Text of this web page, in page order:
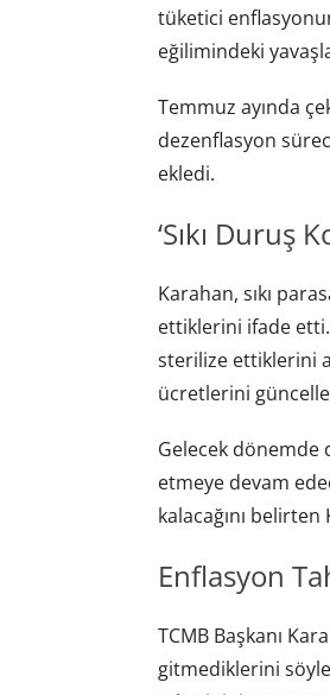
tüketici
eğilimindeki
Temmuz ayında
dezenflasyon
ekledi.
‘Sıkı Duruş
Karahan, sıkı
ettiklerini ifade etti.
sterilize ettiklerini
ücretlerini
Gelecek dönemde
etmeye devam
kalacağını belirten
Enflasyon
TCMB Başkanı
gitmediklerini